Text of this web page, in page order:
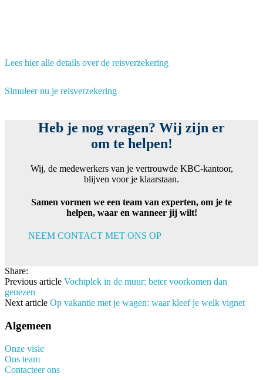
Lees hier alle details over de reisverzekering
Simuleer nu je reisverzekering
Heb je nog vragen? Wij zijn er
om te helpen!
Wij, de medewerkers van je vertrouwde KBC-kantoor,
blijven voor je klaarstaan.
Samen vormen we een team van experten, om je te
helpen, waar en wanneer jij wilt!
NEEM CONTACT MET ONS OP
Share:
Previous article Vochtplek in de muur: beter voorkomen dan
genezen
Next article Op vakantie met je wagen: waar kleef je welk vignet
Algemeen
Onze visie
Ons team
Contacteer ons